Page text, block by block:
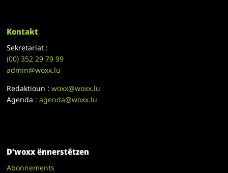
Kontakt
Sekretariat :
(00)352 29 79 99
admin@woxx.lu
Redaktioun :woxx@woxx.lu
Agenda :agenda@woxx.lu
D’woxx ënnerstëtzen
Abonnements